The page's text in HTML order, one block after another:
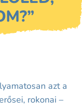
azt a
rokonai –